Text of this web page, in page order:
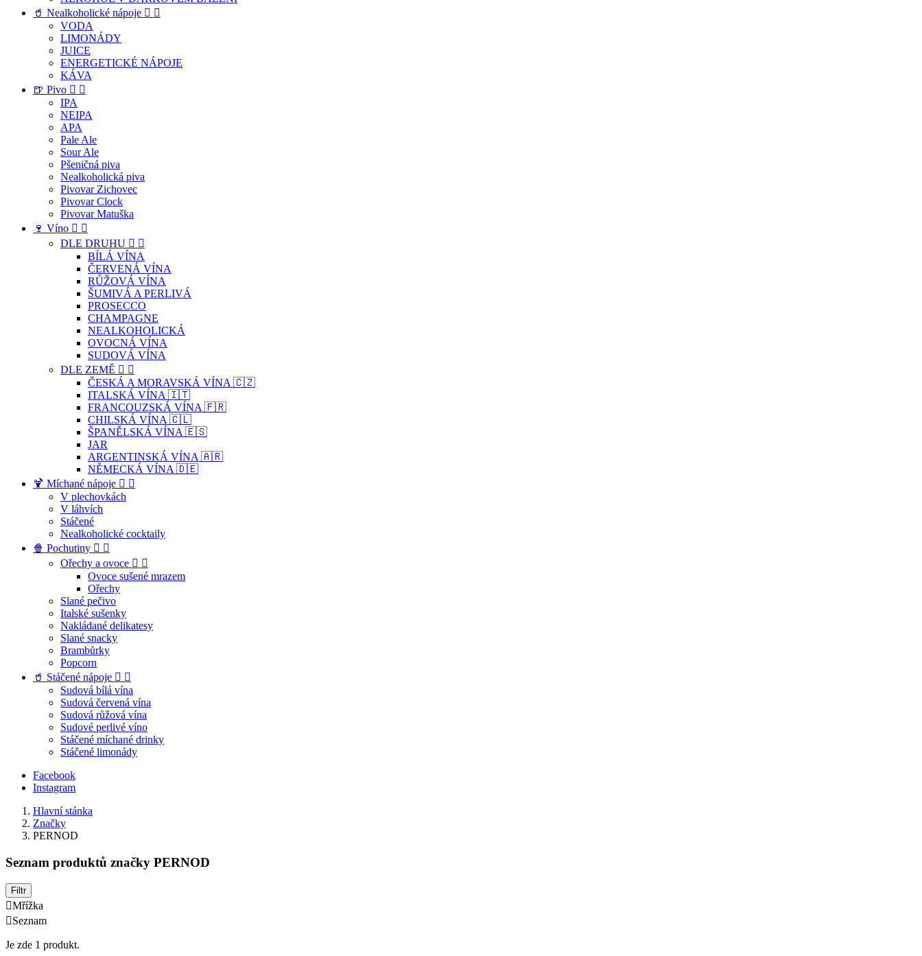
🥤 Nealkoholické nápoje  
VODA
LIMONÁDY
JUICE
ENERGETICKÉ NÁPOJE
KÁVA
🍺 Pivo  
IPA
NEIPA
APA
Pale Ale
Sour Ale
Pšeničná piva
Nealkoholická piva
Pivovar Zichovec
Pivovar Clock
Pivovar Matuška
🍷 Víno  
DLE DRUHU  
BÍLÁ VÍNA
ČERVENÁ VÍNA
RŮŽOVÁ VÍNA
ŠUMIVÁ A PERLIVÁ
PROSECCO
CHAMPAGNE
NEALKOHOLICKÁ
OVOCNÁ VÍNA
SUDOVÁ VÍNA
DLE ZEMĚ  
ČESKÁ A MORAVSKÁ VÍNA 🇨🇿
ITALSKÁ VÍNA 🇮🇹
FRANCOUZSKÁ VÍNA 🇫🇷
CHILSKÁ VÍNA 🇨🇱
ŠPANĚLSKÁ VÍNA 🇪🇸
JAR
ARGENTINSKÁ VÍNA 🇦🇷
NĚMECKÁ VÍNA 🇩🇪
🍹 Míchané nápoje  
V plechovkách
V láhvích
Stáčené
Nealkoholické cocktaily
🍿 Pochutiny  
Ořechy a ovoce  
Ovoce sušené mrazem
Ořechy
Slané pečivo
Italské sušenky
Nakládané delikatesy
Slané snacky
Brambůrky
Popcorn
🥤 Stáčené nápoje  
Sudová bílá vína
Sudová červená vína
Sudová růžová vína
Sudové perlivé víno
Stáčené míchané drinky
Stáčené limonády
Facebook
Instagram
Hlavní stánka
Značky
PERNOD
Seznam produktů značky PERNOD
Filtr
Mřížka
Seznam
Je zde 1 produkt.